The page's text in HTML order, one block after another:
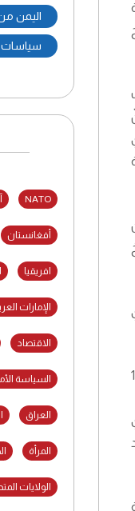
المتحدة في قرار 181
اليمن
سياسات
NATO
أفغانستان
افريقيا
الإمارات
الاقتصاد
السياسة
العراق
المرأة
الولايات